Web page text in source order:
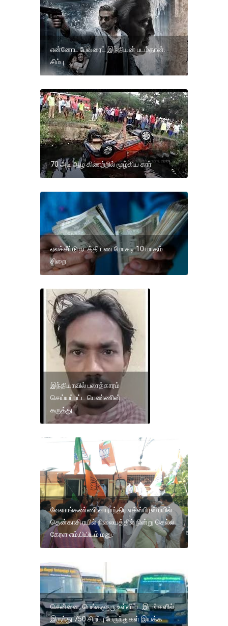
என்னோட பேவரைட் இந்தியன் படம்தான்..
சிம்பு
70 அடி ஆழ கிணற்றில் மூழ்கிய கார்
ஏலச்சீட்டு நடத்தி பண மோசடி 10 மாதம்
சிறை
இந்தியாவில் பலாத்காரம்
செய்யப்பட்ட பெண்ணின்
கருத்து
வேளாங்கண்ணி வாராந்திர எக்ஸ்பிரஸ் ரயில்
தென்காசி ரயில் நிலையத்தில் நின்று செல்ல
கேரள எம்.பியிடம் மனு.
சென்னை, பெங்களூரு உள்ளிட்ட இடங்களில்
இருந்து 750 சிறப்பு பேருந்துகள் இயக்க